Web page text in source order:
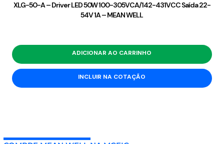
XLG-50-A – Driver LED 50W 100-305VCA/142-431VCC Saída 22-
54V 1A – MEAN WELL
ADICIONAR AO CARRINHO
INCLUIR NA COTAÇÃO